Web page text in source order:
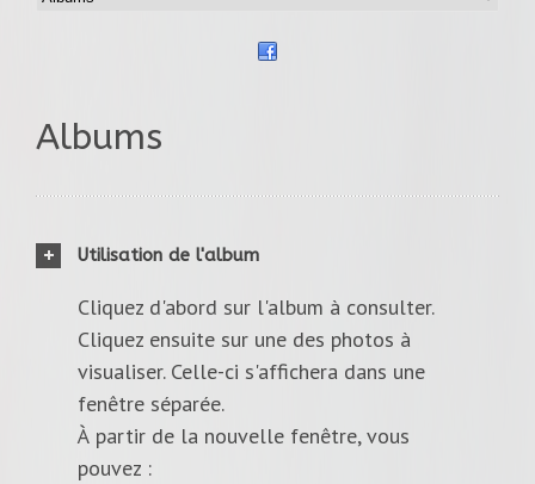
Albums
Utilisation de l'album
Cliquez d'abord sur l'album à consulter.
Cliquez ensuite sur une des photos à
visualiser. Celle-ci s'affichera dans une
fenêtre séparée.
À partir de la nouvelle fenêtre, vous
pouvez :